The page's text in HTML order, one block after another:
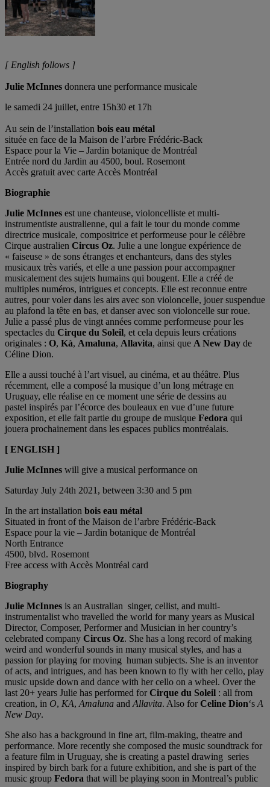
[ English follows ]
Julie McInnes donnera une performance musicale
le samedi 24 juillet, entre 15h30 et 17h
Au sein de l’installation bois eau métal
située en face de la Maison de l’arbre Frédéric-Back
Espace pour la Vie – Jardin botanique de Montréal
Entrée nord du Jardin au 4500, boul. Rosemont
Accès gratuit avec carte Accès Montréal
Biographie
Julie McInnes est une chanteuse, violoncelliste et multi-
instrumentiste australienne, qui a fait le tour du monde comme
directrice musicale, compositrice et performeuse pour le célèbre
Cirque australien Circus Oz. Julie a une longue expérience de
« faiseuse » de sons étranges et enchanteurs, dans des styles
musicaux très variés, et elle a une passion pour accompagner
musicalement des sujets humains qui bougent. Elle a créé de
multiples numéros, intrigues et concepts. Elle est reconnue entre
autres, pour voler dans les airs avec son violoncelle, jouer suspendue
au plafond la tête en bas, et danser avec son violoncelle sur roue.
Julie a passé plus de vingt années comme performeuse pour les
spectacles du Cirque du Soleil, et cela depuis leurs créations
originales : O, Kà, Amaluna, Allavita, ainsi que A New Day de
Céline Dion.
Elle a aussi touché à l’art visuel, au cinéma, et au théâtre. Plus
récemment, elle a composé la musique d’un long métrage en
Uruguay, elle réalise en ce moment une série de dessins au
pastel inspirés par l’écorce des bouleaux en vue d’une future
exposition, et elle fait partie du groupe de musique Fedora qui
jouera prochainement dans les espaces publics montréalais.
[ ENGLISH ]
Julie McInnes will give a musical performance on
Saturday July 24th 2021, between 3:30 and 5 pm
In the art installation bois eau métal
Situated in front of the Maison de l’arbre Frédéric-Back
Espace pour la vie – Jardin botanique de Montréal
North Entrance
4500, blvd. Rosemont
Free access with Accès Montréal card
Biography
Julie McInnes is an Australian singer, cellist, and multi-
instrumentalist who travelled the world for many years as Musical
Director, Composer, Performer and Musician in her country’s
celebrated company Circus Oz. She has a long record of making
weird and wonderful sounds in many musical styles, and has a
passion for playing for moving human subjects. She is an inventor
of acts, and intrigues, and has been known to fly with her cello, play
music upside down and dance with her cello on a wheel. Over the
last 20+ years Julie has performed forCirque du Soleil : all from
creation, in O, KA,Amaluna andAllavita. Also forCeline Dion‘sA
New Day.
She also has a background in fine art, film-making, theatre and
performance. More recently she composed the music soundtrack for
a feature film in Uruguay, she is creating a pastel drawing series
inspired by birch bark for a future exhibition, and she is part of the
music group Fedora that will be playing soon in Montreal’s public